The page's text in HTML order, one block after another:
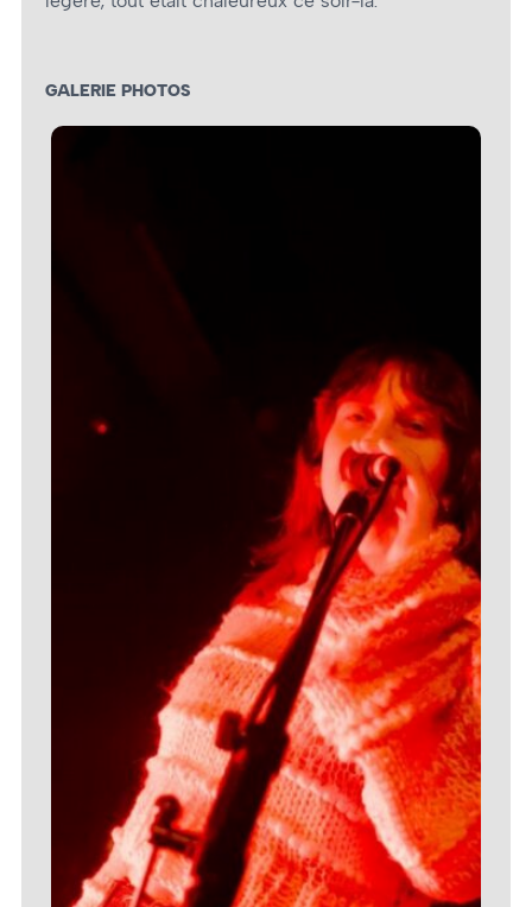
GALERIE PHOTOS